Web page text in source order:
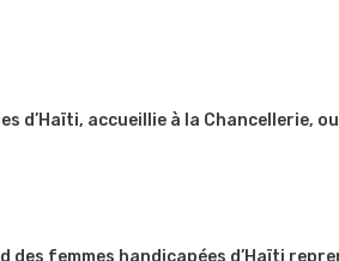
d’Haïti, accueillie à la
des femmes handicapées d’Haïti